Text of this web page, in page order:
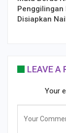
Penggilingan
Disiapkan
LEAVE A
Your